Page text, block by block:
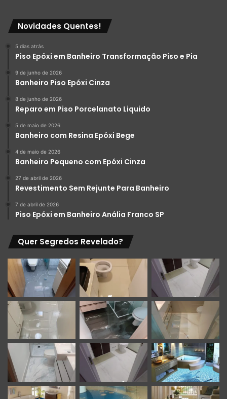
Novidades Quentes!
5 dias atrás
Piso Epóxi em Banheiro Transformação Piso e Pia
9 de junho de 2026
Banheiro Piso Epóxi Cinza
8 de junho de 2026
Reparo em Piso Porcelanato Liquido
5 de maio de 2026
Banheiro com Resina Epóxi Bege
4 de maio de 2026
Banheiro Pequeno com Epóxi Cinza
27 de abril de 2026
Revestimento Sem Rejunte Para Banheiro
7 de abril de 2026
Piso Epóxi em Banheiro Anália Franco SP
Quer Segredos Revelado?